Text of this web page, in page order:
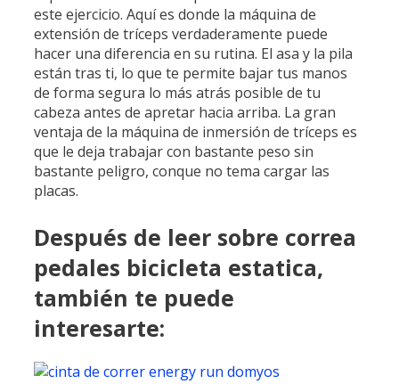
este ejercicio. Aquí es donde la máquina de
extensión de tríceps verdaderamente puede
hacer una diferencia en su rutina. El asa y la pila
están tras ti, lo que te permite bajar tus manos
de forma segura lo más atrás posible de tu
cabeza antes de apretar hacia arriba. La gran
ventaja de la máquina de inmersión de tríceps es
que le deja trabajar con bastante peso sin
bastante peligro, conque no tema cargar las
placas.
Después de leer sobre correa
pedales bicicleta estatica,
también te puede
interesarte: